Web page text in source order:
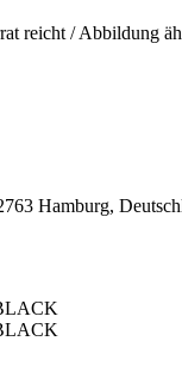
reicht / Abbildung
Hamburg,